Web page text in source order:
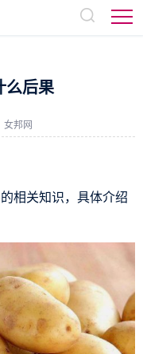
么后果
女邦网
相关知识，具体介绍